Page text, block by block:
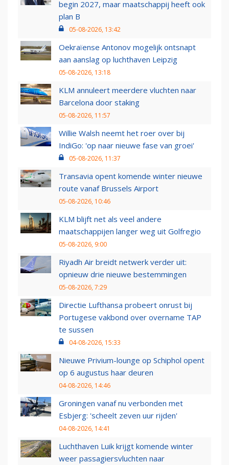
begin 2027, maar maatschappij heeft ook
plan B
05-08-2026, 13:42
Oekraïense Antonov mogelijk ontsnapt
aan aanslag op luchthaven Leipzig
05-08-2026, 13:18
KLM annuleert meerdere vluchten naar
Barcelona door staking
05-08-2026, 11:57
Willie Walsh neemt het roer over bij
IndiGo: 'op naar nieuwe fase van groei'
05-08-2026, 11:37
Transavia opent komende winter nieuwe
route vanaf Brussels Airport
05-08-2026, 10:46
KLM blijft net als veel andere
maatschappijen langer weg uit Golfregio
05-08-2026, 9:00
Riyadh Air breidt netwerk verder uit:
opnieuw drie nieuwe bestemmingen
05-08-2026, 7:29
Directie Lufthansa probeert onrust bij
Portugese vakbond over overname TAP
te sussen
04-08-2026, 15:33
Nieuwe Privium-lounge op Schiphol opent
op 6 augustus haar deuren
04-08-2026, 14:46
Groningen vanaf nu verbonden met
Esbjerg: 'scheelt zeven uur rijden'
04-08-2026, 14:41
Luchthaven Luik krijgt komende winter
weer passagiersvluchten naar